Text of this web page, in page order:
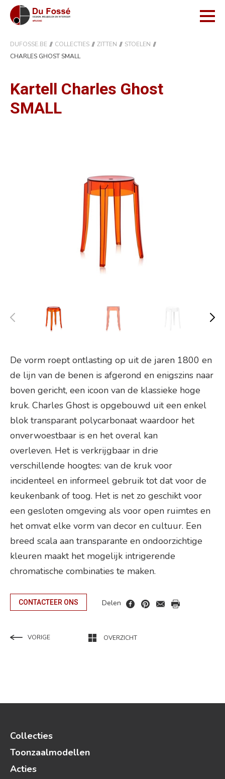
DUFOSSE.BE COLLECTIES ZITTEN
STOELEN
CHARLES GHOST SMALL
Kartell Charles Ghost
SMALL
De vorm roept ontlasting op uit de jaren 1800 en
de lijn van de benen is afgerond en enigszins naar
boven gericht, een icoon van de klassieke hoge
kruk. Charles Ghost is opgebouwd uit een enkel
blok transparant polycarbonaat waardoor het
onverwoestbaar is en het overal kan
overleven. Het is verkrijgbaar in drie
verschillende hoogtes: van de kruk voor
incidenteel en informeel gebruik tot dat voor de
keukenbank of toog. Het is net zo geschikt voor
een gesloten omgeving als voor open ruimtes en
het omvat elke vorm van decor en cultuur. Een
breed scala aan transparante en ondoorzichtige
kleuren maakt het mogelijk intrigerende
chromatische combinaties te maken.
CONTACTEER ONS Delen
VORIGE OVERZICHT
Collecties
Toonzaalmodellen
Acties